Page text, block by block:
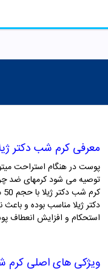
معرفی کرم شب دکتر
پوست در هنگام استراحت
توصیه می شود کرمهای ضد
استحکام و افزایش انعطاف
ویژکی های اصلی کرم